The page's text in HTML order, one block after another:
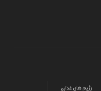
رژیم های غذایی